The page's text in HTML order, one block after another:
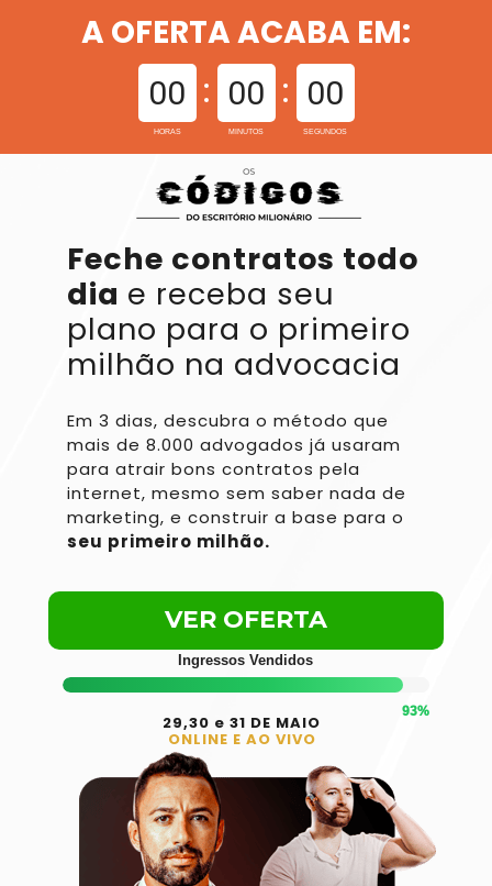
HORAS MINUTOS SEGUNDOS
00 00 00
A OFERTA ACABA EM:
Feche contratos todo
dia e receba seu
plano para o primeiro
milhão na advocacia
Em 3 dias, descubra o método que
mais de 8.000 advogados já usaram
para atrair bons contratos pela
internet, mesmo sem saber nada de
seu primeiro milhão.
VER OFERTA
Ingressos Vendidos
93%
29,30 e 31 DE MAIO
ONLINE E AO VIVO